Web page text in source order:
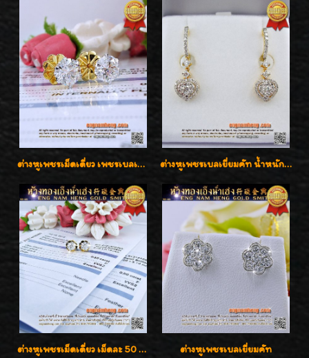
ต่างหูเพชรเม็ดเดี่ยว เพชรเบลเยี่ยมคัท น้ำ 96 H-Color/IF & VVS2/3EX น้ำหนักเพชรรวม 1.83 กะรัต พร้อมใบเซอร์ LAB GIA & HRD เพชรสวยปิ๊ง ราคาขายส่งค่ะ ต่างหูเพชรเบลเยี่ยมคัท น้ำหนักเพชร 0.99 กะรัต ต่างหูห้อยตุ้งติ้งหัวใจสวยน่ารักใส่ได้ทุกวันค่ะ
ต่างหูเพชรเม็ดเดี่ยว เม็ดละ 50 สตางค์ คู่ละ 1 กะรัต เพชรเบลเยี่ยมคัท น้ำ 98 F-Color/ VVS2 / 3EX พร้อมใบเซอร์สถาบัน GIA มาตรฐานสากลค่ะ ต่างหูเพชรเบลเยี่ยมคัท